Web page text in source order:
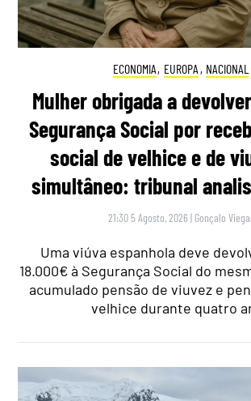
ECONOMIA, EUROPA , NACIONAL
Mulher obrigada a
Segurança Social por
social de velhice e de
simultâneo: tribunal
21:30 5 Agosto, 2026 | Gonçalo
Uma viúva espanhola deve
18.000€ à Segurança Social do
acumulado pensão de viuvez e
velhice durante quatro